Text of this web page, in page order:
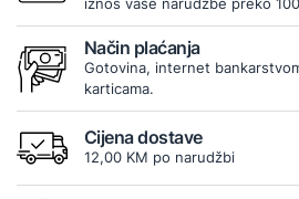
Način plaćanja
Gotovina, internet
karticama.
Cijena dostave
12,00 KM po narudžbi